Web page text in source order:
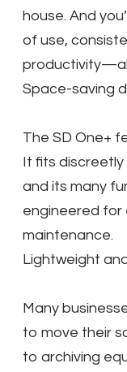
house. And
of use,
Space-saving
The SD One+
It fits
and its many
engineered for
maintenance.
Lightweight
Many
to move their
to archiving